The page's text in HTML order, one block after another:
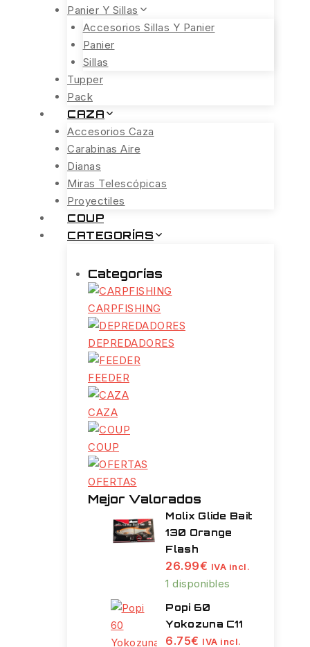
Panier Y Sillas
Accesorios Sillas Y Panier
Panier
Sillas
Tupper
Pack
CAZA
Accesorios Caza
Carabinas Aire
Dianas
Miras Telescópicas
Proyectiles
COUP
CATEGORÍAS
Categorías
CARPFISHING
DEPREDADORES
FEEDER
CAZA
COUP
OFERTAS
Mejor Valorados
Molix Glide Bait
130 Orange
Flash
26.99€ IVA incl.
1 disponibles
Popi 60
Yokozuna C11
6.75€ IVA incl.